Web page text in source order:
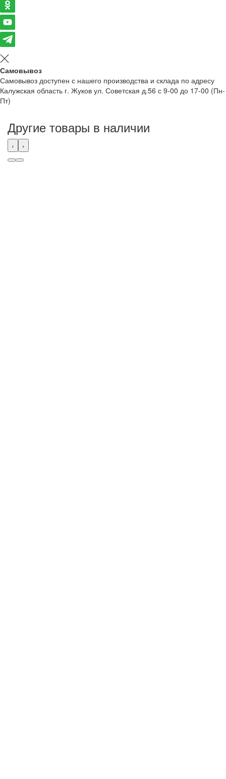
Самовывоз
Самовывоз доступен с нашего производства и склада по адресу
Калужская область г. Жуков ул. Советская д.56 с 9-00 до 17-00 (Пн-
Пт)
Другие товары в наличии
‹ ›